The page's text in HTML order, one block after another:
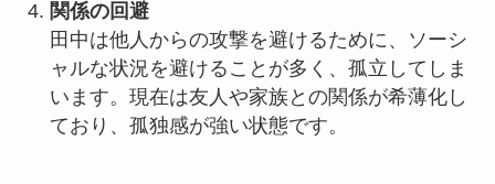
関係の回避
田中は他人からの攻撃を避けるために、ソーシ
ャルな状況を避けることが多く、孤立してしま
います。現在は友人や家族との関係が希薄化し
ており、孤独感が強い状態です。